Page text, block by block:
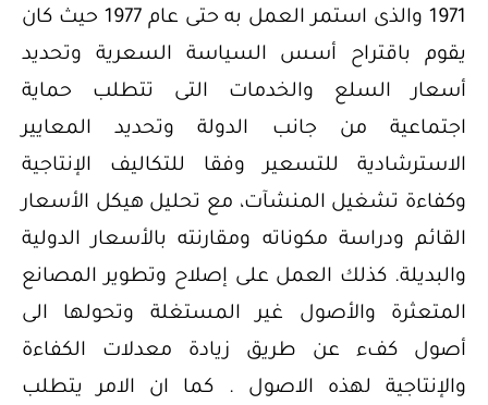
1971 والذى استمر العمل به حتى عام 1977 حيث كان
يقوم باقتراح أسس السياسة السعرية وتحديد
أسعار السلع والخدمات التى تتطلب حماية
اجتماعية من جانب الدولة وتحديد المعايير
الاسترشادية للتسعير وفقا للتكاليف الإنتاجية
وكفاءة تشغيل المنشآت، مع تحليل هيكل الأسعار
القائم ودراسة مكوناته ومقارنته بالأسعار الدولية
والبديلة. كذلك العمل على إصلاح وتطوير المصانع
المتعثرة والأصول غير المستغلة وتحولها الى
أصول كفء عن طريق زيادة معدلات الكفاءة
والإنتاجية لهذه الاصول . كما ان الامر يتطلب